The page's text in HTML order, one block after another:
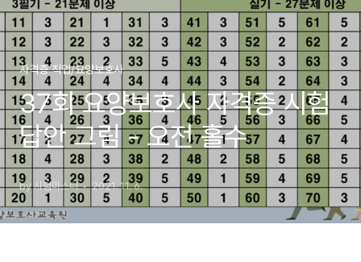
자격증 직업/요양보호사
37회 요양보호사 자격증 시험
답안 그림 - 오전 홀수
by 시험마스터 2021. 11. 6.